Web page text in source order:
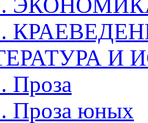
И
Проза
Проза юных